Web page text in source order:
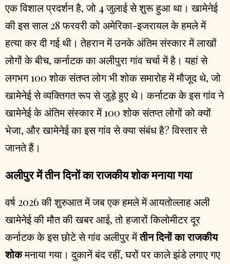
एक विशाल प्रदर्शन है, जो 4 जुलाई से शुरू हुआ था। खामेनेई
की इस साल 28 फरवरी को अमेरिका-इजरायल के हमले में
हत्या कर दी गई थी। तेहरान में उनके अंतिम संस्कार में लाखों
लोगों के बीच, कर्नाटक का अलीपुरा गांव चर्चा में है। यहां से
लगभग 100 शोक संतप्त लोग भी शोक समारोह में मौजूद थे, जो
खामेनेई से व्यक्तिगत रूप से जुड़े हुए थे। कर्नाटक के इस गांव ने
खामेनेई के अंतिम संस्कार में 100 शोक संतप्त लोगों को क्यों
भेजा, और खामेनेई का इस गांव से क्या संबंध है? विस्तार से
जानते हैं।
अलीपुर में तीन दिनों का राजकीय शोक मनाया गया
वर्ष 2026 की शुरुआत में जब एक हमले में आयतोल्लाह अली
खामेनेई की मौत की खबर आई, तो हजारों किलोमीटर दूर
कर्नाटक के इस छोटे से गांव अलीपुर मेंतीन दिनों का राजकीय
शोकमनाया गया। दुकानें बंद रहीं, घरों पर काले झंडे लगाए गए